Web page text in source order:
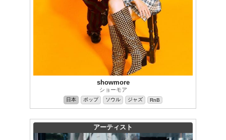
showmore
ショーモア
日本 ポップ ソウル ジャズ RnB
アーティスト